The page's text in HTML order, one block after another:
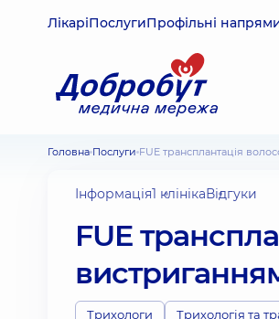
ЛікаріПослугиПрофільні
Головна Послуги FUE трансплантація
Інформація1 клінікаВідгуки
FUE
Трихологи Трихологія та